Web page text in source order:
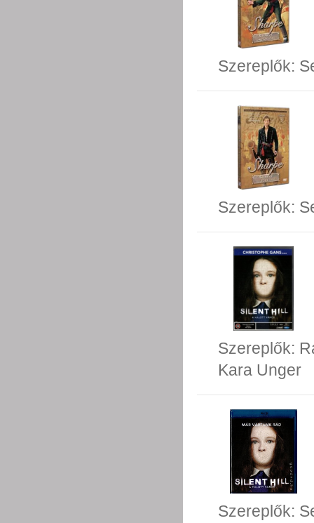
Szereplők:
Szereplők:
Szereplők:
Kara Unger
Szereplők: